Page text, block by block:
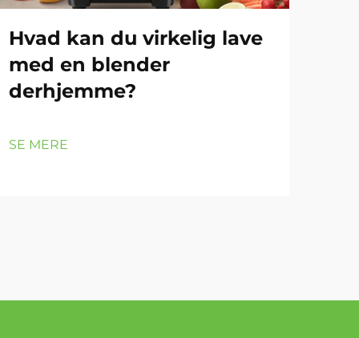
Hvad kan du virkelig lave
med en blender
derhjemme?
SE MERE